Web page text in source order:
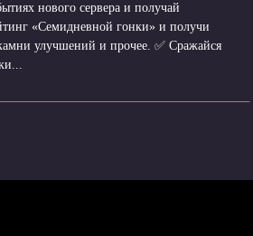
нового сервера и получай
«Семидневной гонки» и получи
улучшений и прочее. ✅ Сражайся